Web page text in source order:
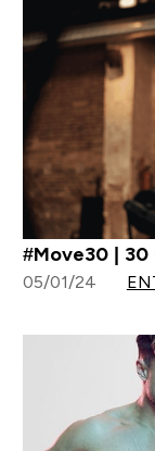
#Move30 |
05/01/24